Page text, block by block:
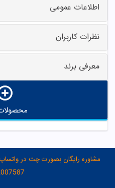
اطلاعات عمومی
نظرات کاربران
معرفی برند